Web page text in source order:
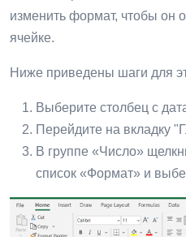
изменить формат, чтобы он
ячейке.
Ниже приведены шаги для
Выберите столбец с
Перейдите на вкладку
В группе «Число»
список «Формат» и